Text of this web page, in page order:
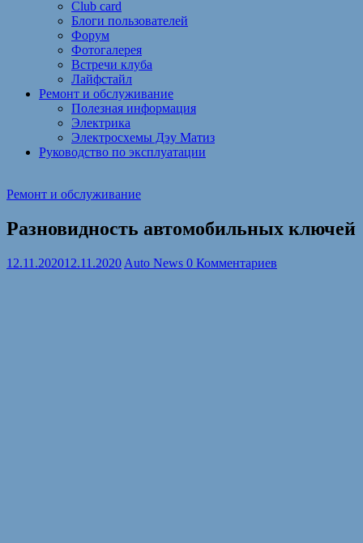
Club card
Блоги пользователей
Форум
Фотогалерея
Встречи клуба
Лайфстайл
Ремонт и обслуживание
Полезная информация
Электрика
Электросхемы Дэу Матиз
Руководство по эксплуатации
Ремонт и обслуживание
Разновидность автомобильных ключей
12.11.202012.11.2020 Auto News 0 Комментариев